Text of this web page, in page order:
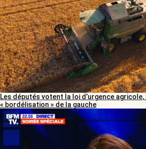
Les députés votent la loi d’urgence agricole,
« bordélisation » de la gauche